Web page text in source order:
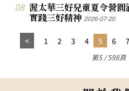
渥太華三好兒童夏令營
實踐三好精神2026-07-20
1 2 3 4 5 6 7
第5 / 598頁